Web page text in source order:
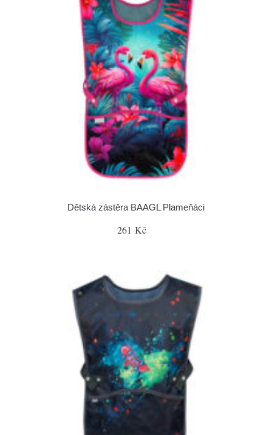
Dětská zástěra BAAGL Plameňáci
261 Kč